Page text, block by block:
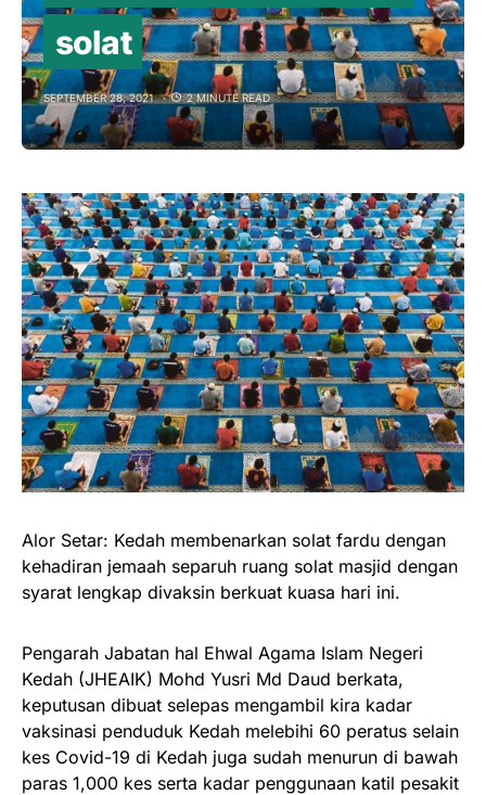
solat
SEPTEMBER 28, 2021 2 MINUTE READ
Alor Setar: Kedah membenarkan solat fardu dengan
kehadiran jemaah separuh ruang solat masjid dengan
syarat lengkap divaksin berkuat kuasa hari ini.
Pengarah Jabatan hal Ehwal Agama Islam Negeri
Kedah (JHEAIK) Mohd Yusri Md Daud berkata,
keputusan dibuat selepas mengambil kira kadar
vaksinasi penduduk Kedah melebihi 60 peratus selain
kes Covid-19 di Kedah juga sudah menurun di bawah
paras 1,000 kes serta kadar penggunaan katil pesakit